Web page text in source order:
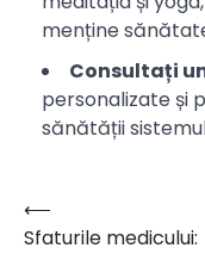
menține
Consultați
personalizate și
sănătății
Navigare
⟵
Sfaturile medicului: